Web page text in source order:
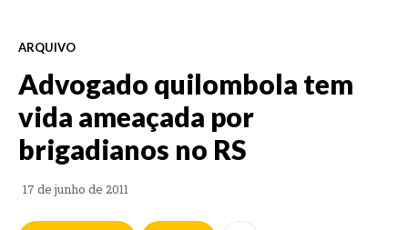
ARQUIVO
Advogado quilombola tem
vida ameaçada por
brigadianos no RS
17 de junho de 2011